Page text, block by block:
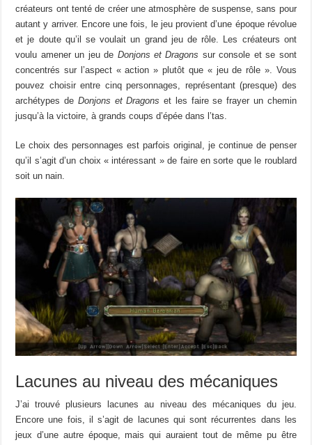
créateurs ont tenté de créer une atmosphère de suspense, sans pour
autant y arriver. Encore une fois, le jeu provient d’une époque révolue
et je doute qu’il se voulait un grand jeu de rôle. Les créateurs ont
voulu amener un jeu de Donjons et Dragons sur console et se sont
concentrés sur l’aspect « action » plutôt que « jeu de rôle ». Vous
pouvez choisir entre cinq personnages, représentant (presque) des
archétypes de Donjons et Dragons et les faire se frayer un chemin
jusqu’à la victoire, à grands coups d’épée dans l’tas.
Le choix des personnages est parfois original, je continue de penser
qu’il s’agit d’un choix « intéressant » de faire en sorte que le roublard
soit un nain.
Lacunes au niveau des mécaniques
J’ai trouvé plusieurs lacunes au niveau des mécaniques du jeu.
Encore une fois, il s’agit de lacunes qui sont récurrentes dans les
jeux d’une autre époque, mais qui auraient tout de même pu être